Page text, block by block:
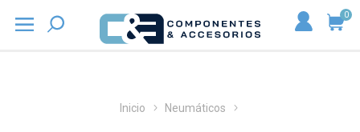
0
Inicio Neumáticos